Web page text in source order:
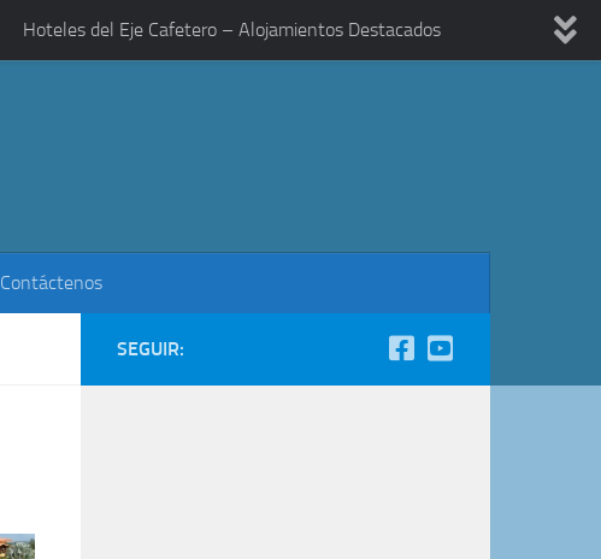
Hoteles del Eje Cafetero – Alojamientos Destacados
Contáctenos
SEGUIR: